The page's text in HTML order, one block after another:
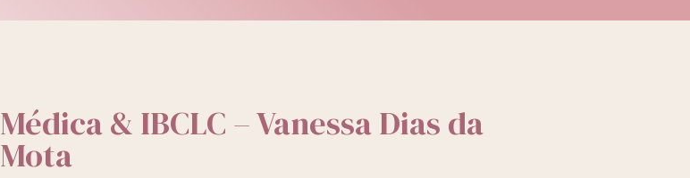
Médica & IBCLC – Vanessa Dias da
Mota